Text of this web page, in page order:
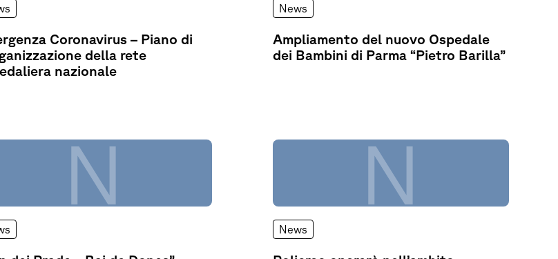
Coronavirus – Piano di
della rete
nazionale
News
Ampliamento del nuovo Ospedale
dei Bambini di Parma “Pietro Barilla”
N N
News